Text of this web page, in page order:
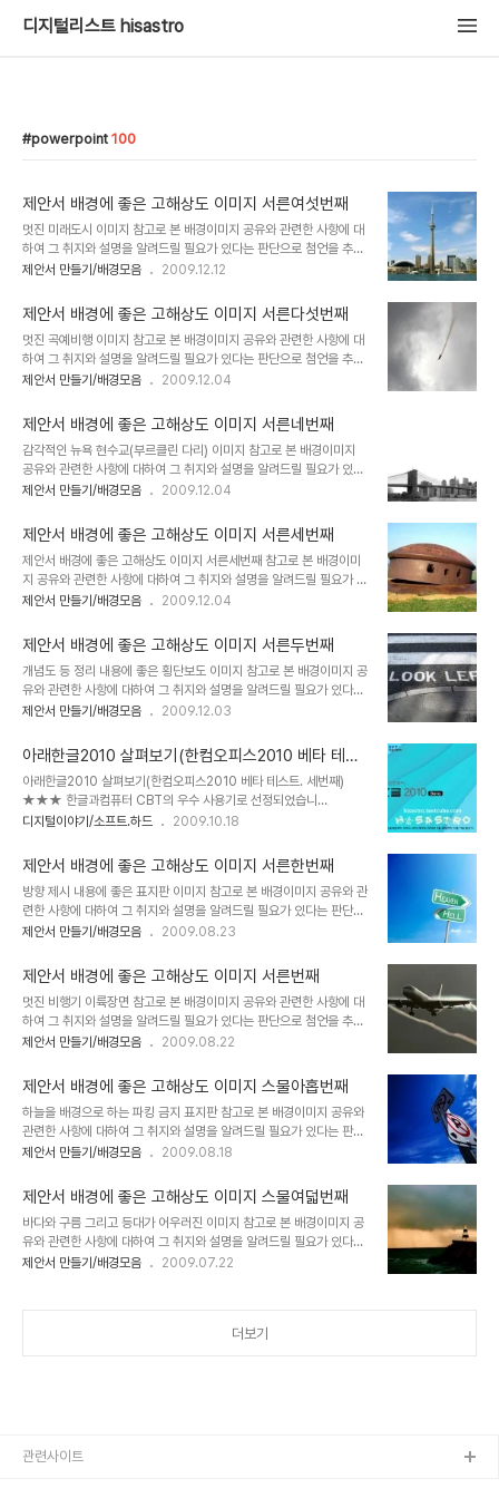
디지털리스트 hisastro
powerpoint 100
제안서 배경에 좋은 고해상도 이미지 서른여섯번째
멋진 미래도시 이미지 참고로 본 배경이미지 공유와 관련한 사항에 대
하여 그 취지와 설명을 알려드릴 필요가 있다는 판단으로 첨언을 추가
합니다. 처음 제안서와 관련한 포스팅을 주제로 설정하고 블로그에 글
요소가 있었습니다. 이에 대한 내용을 처음 "제안서 배경에 좋은 이미
지"라는 시리즈 제목으로 이미지들을 올리기 시작하면서 그 첫번째 글
"제안서 배경에 좋은 고해상도 이미지 하나"에서 저의 생각을 밝혀 놓
았습니다. 어떤 내용인지 한번 보시길 부탁드립니다. (_ _) 내용은 그
리 길지 않습니다. ^^ 이미지 출처: interfacelift.com ▣ 멋진제안
배경에 좋은..
제안서 만들기/배경모음 2009.12.12
제안서 배경에 좋은 고해상도 이미지 서른다섯번째
멋진 곡예비행 이미지 참고로 본 배경이미지 공유와 관련한 사항에 대
하여 그 취지와 설명을 알려드릴 필요가 있다는 판단으로 첨언을 추가
합니다. 처음 제안서와 관련한 포스팅을 주제로 설정하고 블로그에 글
요소가 있었습니다. 이에 대한 내용을 처음 "제안서 배경에 좋은 이미
지"라는 시리즈 제목으로 이미지들을 올리기 시작하면서 그 첫번째 글
"제안서 배경에 좋은 고해상도 이미지 하나"에서 저의 생각을 밝혀 놓
았습니다. 어떤 내용인지 한번 보시길 부탁드립니다. (_ _) 내용은 그
리 길지 않습니다. ^^ 이미지 출처: interfacelift.com ▣ 멋진제안
배경에 좋은..
제안서 만들기/배경모음 2009.12.04
제안서 배경에 좋은 고해상도 이미지 서른네번째
감각적인 뉴욕 현수교(부르클린 다리) 이미지 참고로 본 배경이미지
공유와 관련한 사항에 대하여 그 취지와 설명을 알려드릴 필요가 있다
는 판단으로 첨언을 추가합니다. 처음 제안서와 관련한 포스팅을 주제
작권 등 여러 고민되는 요소가 있었습니다. 이에 대한 내용을 처음 "제
안서 배경에 좋은 이미지"라는 시리즈 제목으로 이미지들을 올리기 시
작하면서 그 첫번째 글 "제안서 배경에 좋은 고해상도 이미지 하나"에
서 저의 생각을 밝혀 놓았습니다. 어떤 내용인지 한번 보시길 부탁드립
니다. (_ _) 내용은 그리 길지 않습니다. ^^ 이미지 출처:
크 썸네일 모음 ▣ ☆..
제안서 만들기/배경모음 2009.12.04
제안서 배경에 좋은 고해상도 이미지 서른세번째
제안서 배경에 좋은 고해상도 이미지 서른세번째 참고로 본 배경이미
지 공유와 관련한 사항에 대하여 그 취지와 설명을 알려드릴 필요가 있
다는 판단으로 첨언을 추가합니다. 처음 제안서와 관련한 포스팅을 주
저작권 등 여러 고민되는 요소가 있었습니다. 이에 대한 내용을 처음
"제안서 배경에 좋은 이미지"라는 시리즈 제목으로 이미지들을 올리
기 시작하면서 그 첫번째 글 "제안서 배경에 좋은 고해상도 이미지 하
나"에서 저의 생각을 밝혀 놓았습니다. 어떤 내용인지 한번 보시길 부
탁드립니다. (_ _) 내용은 그리 길지 않습니다. ^^ 이미지 출처:
크 썸네일 모음 ▣ ..
제안서 만들기/배경모음 2009.12.04
제안서 배경에 좋은 고해상도 이미지 서른두번째
개념도 등 정리 내용에 좋은 횡단보도 이미지 참고로 본 배경이미지 공
유와 관련한 사항에 대하여 그 취지와 설명을 알려드릴 필요가 있다는
판단으로 첨언을 추가합니다. 처음 제안서와 관련한 포스팅을 주제로
권 등 여러 고민되는 요소가 있었습니다. 이에 대한 내용을 처음 "제안
서 배경에 좋은 이미지"라는 시리즈 제목으로 이미지들을 올리기 시작
하면서 그 첫번째 글 "제안서 배경에 좋은 고해상도 이미지 하나"에서
저의 생각을 밝혀 놓았습니다. 어떤 내용인지 한번 보시길 부탁드립니
다. (_ _) 내용은 그리 길지 않습니다. ^^ 이미지 출처:
크 썸네일 모음 ▣ ☆..
제안서 만들기/배경모음 2009.12.03
아래한글2010 살펴보기(한컴오피스2010 베타 테스
트. 세번째)
아래한글2010 살펴보기(한컴오피스2010 베타 테스트. 세번째)
★★★ 한글과컴퓨터 CBT의 우수 사용기로 선정되었습니
다.★★★ 아래한글2010(이하 한글2010)에 대하여 지나번 글에서
에 대한 내용을 한글2010에서 기본적으로 제공하는 도움말 기능을
기본적으로 활용하고 필요에 따라 기존의 한글2007과 한컴오피스
2010이 촛점을 맞추고 있는 MS오피스2007의 워드를 비교하며 좀
더 심도 있게 알아보도록 하겠습니다. 먼저 말씀드릴 사항은 한컴오피
스2010 패키지 자체가 MS오피스에 견줄 그야말로 오피스 패키지로
로그램 보다 한글2010에 보다 중점적으로 살펴보는 이유는..
디지털이야기/소프트.하드 2009.10.18
제안서 배경에 좋은 고해상도 이미지 서른한번째
방향 제시 내용에 좋은 표지판 이미지 참고로 본 배경이미지 공유와 관
련한 사항에 대하여 그 취지와 설명을 알려드릴 필요가 있다는 판단으
로 첨언을 추가합니다. 처음 제안서와 관련한 포스팅을 주제로 설정하
여러 고민되는 요소가 있었습니다. 이에 대한 내용을 처음 "제안서 배
경에 좋은 이미지"라는 시리즈 제목으로 이미지들을 올리기 시작하면
서 그 첫번째 글 "제안서 배경에 좋은 고해상도 이미지 하나"에서 저의
생각을 밝혀 놓았습니다. 어떤 내용인지 한번 보시길 부탁드립니다. (_
_) 내용은 그리 길지 않습니다. ^^ 이미지 출처: interfacelift.com
☆ ▣ 제..
제안서 만들기/배경모음 2009.08.23
제안서 배경에 좋은 고해상도 이미지 서른번째
멋진 비행기 이륙장면 참고로 본 배경이미지 공유와 관련한 사항에 대
하여 그 취지와 설명을 알려드릴 필요가 있다는 판단으로 첨언을 추가
합니다. 처음 제안서와 관련한 포스팅을 주제로 설정하고 블로그에 글
요소가 있었습니다. 이에 대한 내용을 처음 "제안서 배경에 좋은 이미
지"라는 시리즈 제목으로 이미지들을 올리기 시작하면서 그 첫번째 글
"제안서 배경에 좋은 고해상도 이미지 하나"에서 저의 생각을 밝혀 놓
았습니다. 어떤 내용인지 한번 보시길 부탁드립니다. (_ _) 내용은 그
리 길지 않습니다. ^^ 이미지 출처: interfacelift.com ▣ 멋진제안
배경에 좋은..
제안서 만들기/배경모음 2009.08.22
제안서 배경에 좋은 고해상도 이미지 스물아홉번째
하늘을 배경으로 하는 파킹 금지 표지판 참고로 본 배경이미지 공유와
관련한 사항에 대하여 그 취지와 설명을 알려드릴 필요가 있다는 판단
으로 첨언을 추가합니다. 처음 제안서와 관련한 포스팅을 주제로 설정
여러 고민되는 요소가 있었습니다. 이에 대한 내용을 처음 "제안서 배
경에 좋은 이미지"라는 시리즈 제목으로 이미지들을 올리기 시작하면
서 그 첫번째 글 "제안서 배경에 좋은 고해상도 이미지 하나"에서 저의
생각을 밝혀 놓았습니다. 어떤 내용인지 한번 보시길 부탁드립니다. (_
_) 내용은 그리 길지 않습니다. ^^ 이미지 출처: interfacelift.com
제안서 만들기/배경모음 2009.08.18
제안서 배경에 좋은 고해상도 이미지 스물여덟번째
바다와 구름 그리고 등대가 어우러진 이미지 참고로 본 배경이미지 공
유와 관련한 사항에 대하여 그 취지와 설명을 알려드릴 필요가 있다는
판단으로 첨언을 추가합니다. 처음 제안서와 관련한 포스팅을 주제로
하면서 그 첫번째 글 "제안서 배경에 좋은 고해상도 이미지 하나"에서
제안서 만들기/배경모음 2009.07.22
더보기
관련사이트